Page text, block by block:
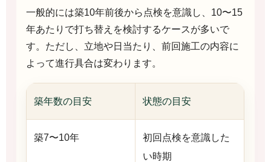
一般的には築10年前後から点検を意識し、10〜15
年あたりで打ち替えを検討するケースが多いで
す。ただし、立地や日当たり、前回施工の内容に
よって進行具合は変わります。
築年数の目安 状態の目安
築7〜10年
初回点検を意識した
い時期